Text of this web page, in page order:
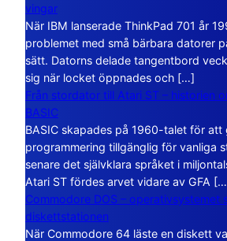
vingar
När IBM lanserade ThinkPad 701 år
problemet med små bärbara datorer
sätt. Datorns delade tangentbord
sig när locket öppnades och […]
Från stordator till Atari ST – historien
BASIC
BASIC skapades på 1960-talet för att
programmering tillgänglig för vanliga
senare det självklara språket i
Atari ST fördes arvet vidare av GFA
Commodore DOS – operativsystemet
diskettstationen
När Commodore 64 läste en diskett